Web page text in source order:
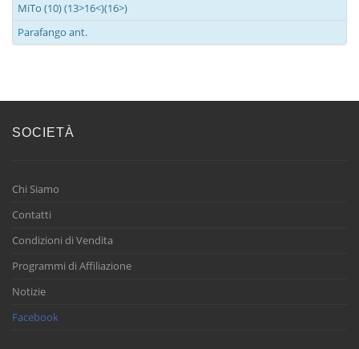
MiTo (10) (13>16<)(16>)
Parafango ant.
SOCIETÀ
Chi Siamo
Contatti
Condizioni di Vendita
Programmi di Affiliazione
Notizie
Facebook